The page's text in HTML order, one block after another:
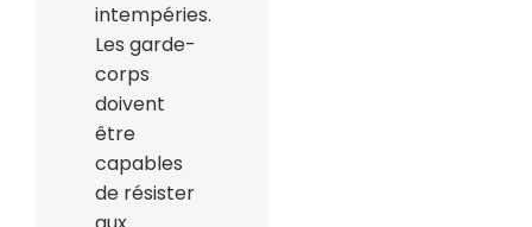
intempéries.
Les garde-
corps
doivent
être
capables
de résister